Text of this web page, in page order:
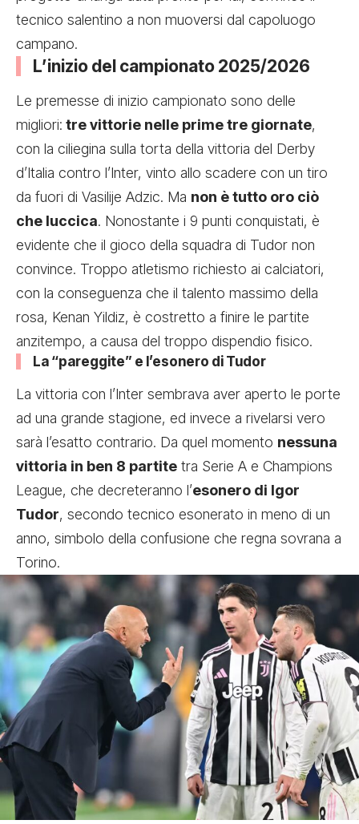
tecnico salentino a non muoversi dal capoluogo
campano.
L’inizio del campionato 2025/2026
Le premesse di inizio campionato sono delle
migliori: tre vittorie nelle prime tre giornate,
con la ciliegina sulla torta della vittoria del Derby
d’Italia contro l’Inter, vinto allo scadere con un tiro
da fuori di Vasilije Adzic. Ma non è tutto oro ciò
che luccica. Nonostante i 9 punti conquistati, è
evidente che il gioco della squadra di Tudor non
convince. Troppo atletismo richiesto ai calciatori,
con la conseguenza che il talento massimo della
rosa, Kenan Yildiz, è costretto a finire le partite
anzitempo, a causa del troppo dispendio fisico.
La “pareggite” e l’esonero di Tudor
La vittoria con l’Inter sembrava aver aperto le porte
ad una grande stagione, ed invece a rivelarsi vero
sarà l’esatto contrario. Da quel momento nessuna
vittoria in ben 8 partite tra Serie A e Champions
League, che decreteranno l’esonero di Igor
Tudor, secondo tecnico esonerato in meno di un
anno, simbolo della confusione che regna sovrana a
Torino.